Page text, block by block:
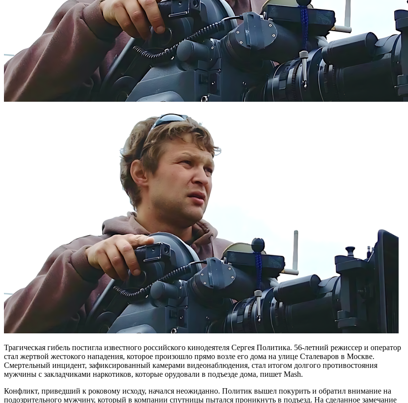
Трагическая гибель постигла известного российского кинодеятеля Сергея Политика. 56-летний режиссер и оператор
стал жертвой жестокого нападения, которое произошло прямо возле его дома на улице Сталеваров в Москве.
Смертельный инцидент, зафиксированный камерами видеонаблюдения, стал итогом долгого противостояния
мужчины с закладчиками наркотиков, которые орудовали в подъезде дома, пишет Mash.
Конфликт, приведший к роковому исходу, начался неожиданно. Политик вышел покурить и обратил внимание на
подозрительного мужчину, который в компании спутницы пытался проникнуть в подъезд. На сделанное замечание